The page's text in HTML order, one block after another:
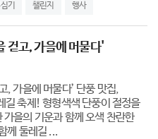
기 챌린지 행사
걷고, 가을에 머물다'
, 가을에 머물다’ 단풍 맛집,
길 축제! 형형색색 단풍이 절정을
을의 기운과 함께 오색 찬란한
께 둘레길 ...